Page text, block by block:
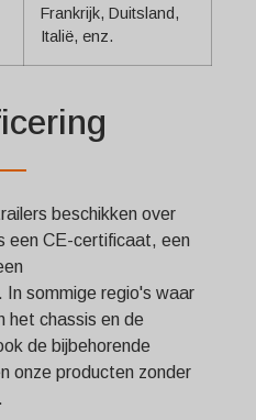
Frankrijk, Duitsland,
Italië, enz.
beschikken over
een CE-certificaat, een
sommige regio's waar
het chassis en de
de bijbehorende
onze producten zonder